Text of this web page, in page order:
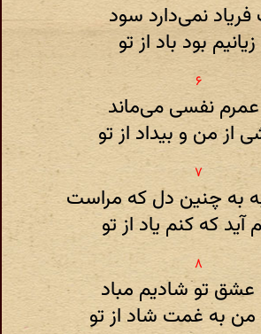
فریاد نمی‌دارد سود
بود باد از تو
عمرم نفسی می‌ماند
از من و بیداد از تو
به چنین دل که مراست
که کنم یاد از تو
عشق تو شادیم مباد
من به غمت شاد از تو